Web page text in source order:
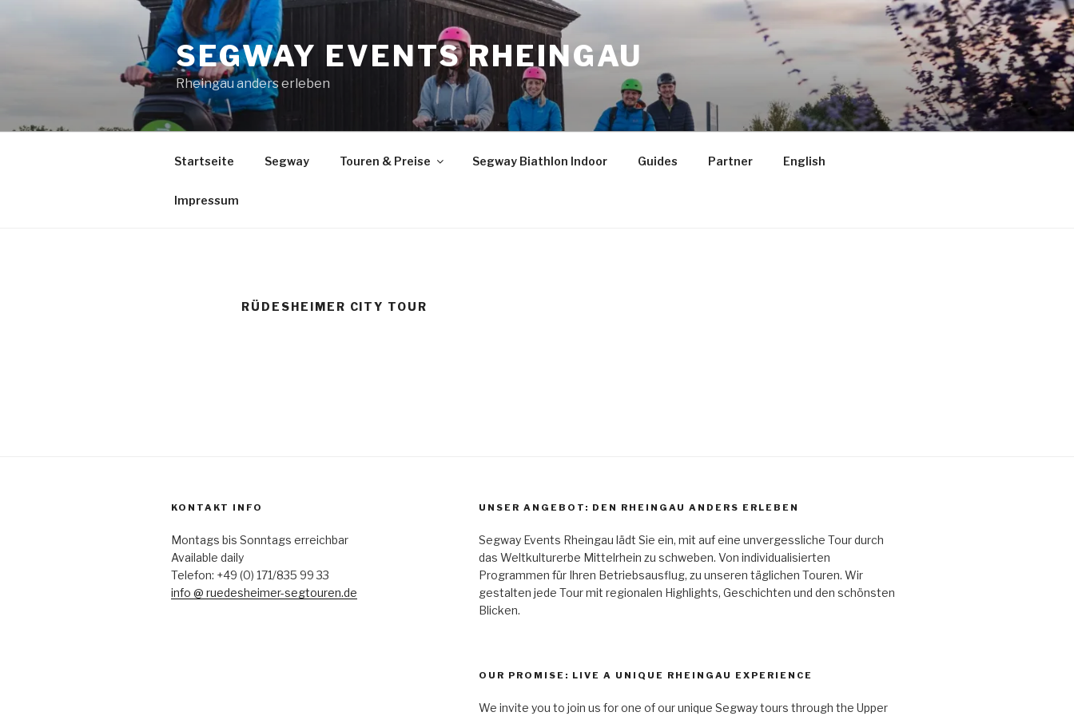
SEGWAY EVENTS RHEINGAU
Rheingau anders erleben
Startseite Segway Touren & Preise Segway Biathlon Indoor Guides Partner English
Impressum
RÜDESHEIMER CITY TOUR
KONTAKT INFO
Montags bis Sonntags erreichbar
Available daily
Telefon: +49 (0) 171/835 99 33
info @ ruedesheimer-segtouren.de
UNSER ANGEBOT: DEN RHEINGAU ANDERS ERLEBEN
Segway Events Rheingau lädt Sie ein, mit auf eine unvergessliche Tour durch
das Weltkulturerbe Mittelrhein zu schweben. Von individualisierten
Programmen für Ihren Betriebsausflug, zu unseren täglichen Touren. Wir
gestalten jede Tour mit regionalen Highlights, Geschichten und den schönsten
Blicken.
OUR PROMISE: LIVE A UNIQUE RHEINGAU EXPERIENCE
We invite you to join us for one of our unique Segway tours through the Upper